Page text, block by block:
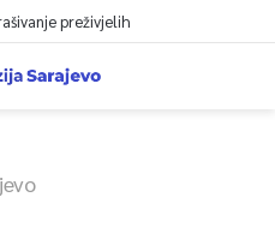
preživjelih